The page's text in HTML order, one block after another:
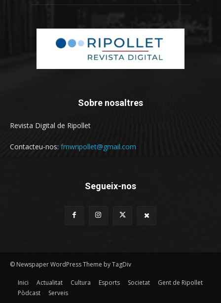
Sobre nosaltres
Revista Digital de Ripollet
Contacteu-nos: fmwripollet@gmail.com
Segueix-nos
© Newspaper WordPress Theme by TagDiv
Inici Actualitat Cultura Esports Societat
Gent de Ripollet
Pòdcast
Serveis